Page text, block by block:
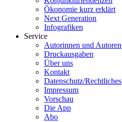
Ökonomie kurz erklärt
Next Generation
Infografiken
Service
Autorinnen und Autoren
Druckausgaben
Über uns
Kontakt
Datenschutz/Rechtliches
Impressum
Vorschau
Die App
Abo